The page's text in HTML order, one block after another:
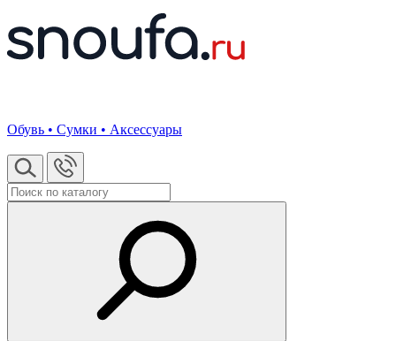
Обувь • Сумки • Аксессуары